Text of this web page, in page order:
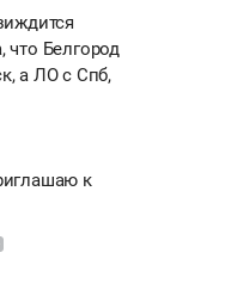
что Белгород
а ЛО с Спб,
к